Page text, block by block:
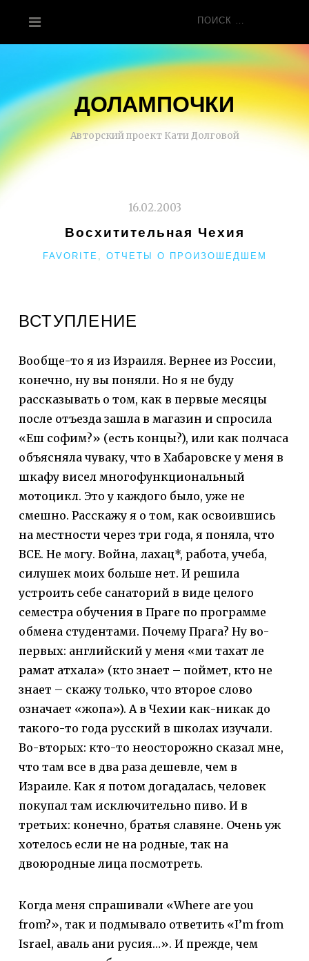
содержанию
Поиск
ДОЛАМПОЧКИ
Авторский проект Кати Долговой
16.02.2003
Восхитительная Чехия
РУБРИКИ
FAVORITE , ОТЧЕТЫ О ПРОИЗОШЕДШЕМ
ВСТУПЛЕНИЕ
Вообще-то я из Израиля. Вернее из России,
конечно, ну вы поняли. Но я не буду
рассказывать о том, как в первые месяцы
после отъезда зашла в магазин и спросила
«Еш софим?» (есть концы?), или как полчаса
объясняла чуваку, что в Хабаровске у меня в
шкафу висел многофункциональный
мотоцикл. Это у каждого было, уже не
смешно. Расскажу я о том, как освоившись
на местности через три года, я поняла, что
ВСЕ. Не могу. Война, лахац*, работа, учеба,
силушек моих больше нет. И решила
устроить себе санаторий в виде целого
семестра обучения в Праге по программе
обмена студентами. Почему Прага? Ну во-
первых: английский у меня «ми тахат ле
рамат атхала» (кто знает – поймет, кто не
знает – скажу только, что второе слово
означает «жопа»). А в Чехии как-никак до
такого-то года русский в школах изучали.
Во-вторых: кто-то неосторожно сказал мне,
что там все в два раза дешевле, чем в
Израиле. Как я потом догадалась, человек
покупал там исключительно пиво. И в
третьих: конечно, братья славяне. Очень уж
хотелось если не на родные, так на
двоюродные лица посмотреть.
Когда меня спрашивали «Where are you
from?», так и подмывало ответить «I’m from
Israel, аваль ани русия…». И прежде, чем